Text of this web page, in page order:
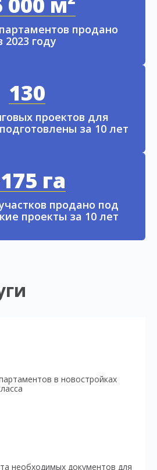
продано
2023 году
130
проектов для
за 10 лет
га
продано под
проекты за 10 лет
в новостройках
необходимых документов для